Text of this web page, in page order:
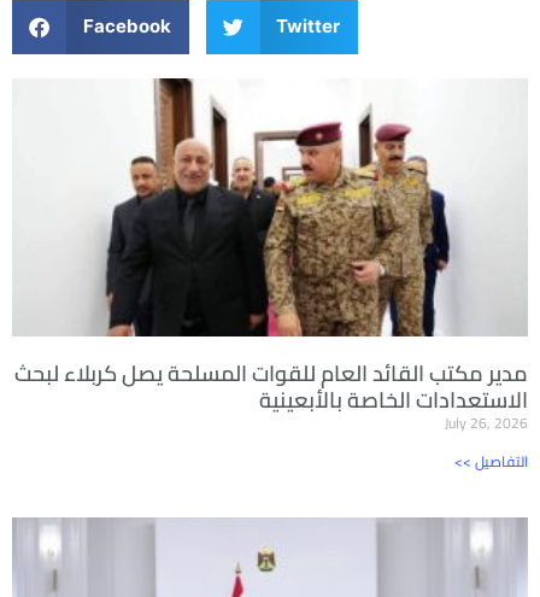
Facebook Twitter
مدير مكتب القائد العام للقوات المسلحة يصل كربلاء لبحث
الاستعدادات الخاصة بالأبعينية
July 26, 2026
<< التفاصيل